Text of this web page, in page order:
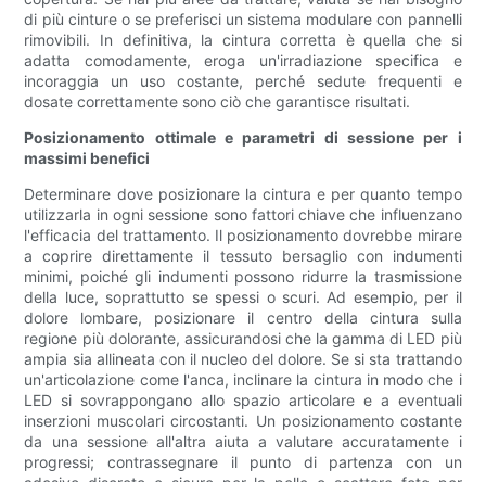
di più cinture o se preferisci un sistema modulare con pannelli
rimovibili. In definitiva, la cintura corretta è quella che si
adatta comodamente, eroga un'irradiazione specifica e
incoraggia un uso costante, perché sedute frequenti e
dosate correttamente sono ciò che garantisce risultati.
Posizionamento ottimale e parametri di sessione per i
massimi benefici
Determinare dove posizionare la cintura e per quanto tempo
utilizzarla in ogni sessione sono fattori chiave che influenzano
l'efficacia del trattamento. Il posizionamento dovrebbe mirare
a coprire direttamente il tessuto bersaglio con indumenti
minimi, poiché gli indumenti possono ridurre la trasmissione
della luce, soprattutto se spessi o scuri. Ad esempio, per il
dolore lombare, posizionare il centro della cintura sulla
regione più dolorante, assicurandosi che la gamma di LED più
ampia sia allineata con il nucleo del dolore. Se si sta trattando
un'articolazione come l'anca, inclinare la cintura in modo che i
LED si sovrappongano allo spazio articolare e a eventuali
inserzioni muscolari circostanti. Un posizionamento costante
da una sessione all'altra aiuta a valutare accuratamente i
progressi; contrassegnare il punto di partenza con un